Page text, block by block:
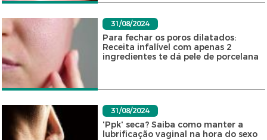
31/08/2024
Para fechar os poros dilatados:
Receita infalível com apenas 2
ingredientes te dá pele de porcelana
31/08/2024
'Ppk' seca? Saiba como manter a
lubrificação vaginal na hora do sexo